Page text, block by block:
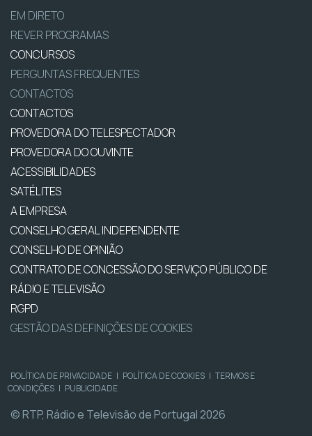
EM DIRETO
REVER PROGRAMAS
CONCURSOS
PERGUNTAS FREQUENTES
CONTACTOS
CONTACTOS
PROVEDORA DO TELESPECTADOR
PROVEDORA DO OUVINTE
ACESSIBILIDADES
SATÉLITES
A EMPRESA
CONSELHO GERAL INDEPENDENTE
CONSELHO DE OPINIÃO
CONTRATO DE CONCESSÃO DO SERVIÇO PÚBLICO DE
RÁDIO E TELEVISÃO
RGPD
GESTÃO DAS DEFINIÇÕES DE COOKIES
POLÍTICA DE PRIVACIDADE | POLÍTICA DE COOKIES | TERMOS E
CONDIÇÕES | PUBLICIDADE
© RTP, Rádio e Televisão de Portugal 2026